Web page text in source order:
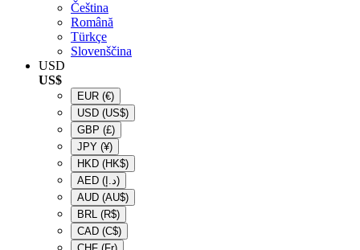
Čeština
Română
Türkçe
Slovenščina
USD
US$
EUR (€)
USD (US$)
GBP (£)
JPY (¥)
HKD (HK$)
AED
(د.إ)
AUD (AU$)
BRL (R$)
CAD (C$)